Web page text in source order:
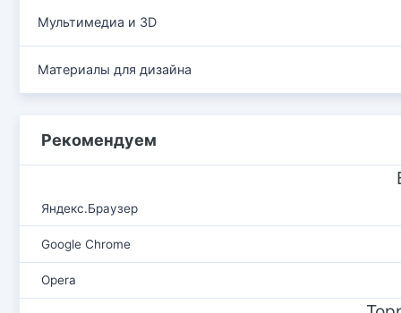
Мультимедиа и 3D
Материалы для дизайна
Рекомендуем
Яндекс.Браузер
Google Chrome
Opera